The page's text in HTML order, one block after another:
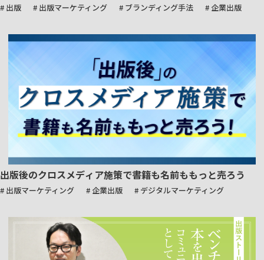
# 出版 # 出版マーケティング # ブランディング手法 # 企業出版
出版後のクロスメディア施策で書籍も名前ももっと売ろう
# 出版マーケティング # 企業出版 # デジタルマーケティング